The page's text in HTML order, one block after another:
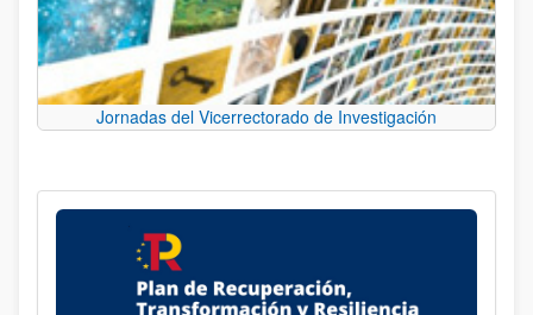
Jornadas del Vicerrectorado de Investigación